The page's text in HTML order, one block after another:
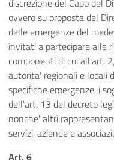
discrezione del Capo del
ovvero su proposta del
delle emergenze del
invitati a partecipare alle
componenti di cui all'art.
autorita' regionali e locali
specifiche emergenze, i
dell'art. 13 del decreto
nonche' altri
servizi, aziende e
Art. 6